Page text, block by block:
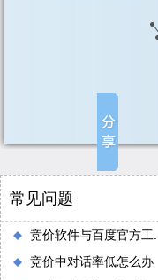
常见问题
竞价软件与百度官方工...
竞价中对话率低怎么办